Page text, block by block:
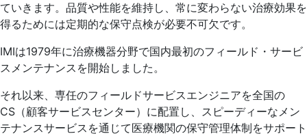
ていきます。品質や性能を維持し、常に変わらない治療効果を
得るためには定期的な保守点検が必要不可欠です。
IMIは1979年に治療機器分野で国内最初のフィールド・サービ
スメンテナンスを開始しました。
それ以来、専任のフィールドサービスエンジニアを全国の
CS（顧客サービスセンター）に配置し、スピーディーなメン
テナンスサービスを通じて医療機関の保守管理体制をサポート